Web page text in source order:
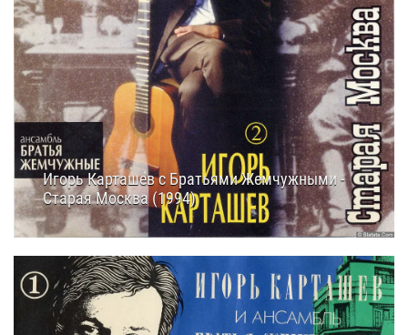
Игорь Карташев с Братьями Жемчужными -
Старая Москва (1994)
25.03.2025 16:40